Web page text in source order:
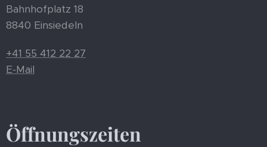
Bahnhofplatz 18
8840 Einsiedeln
+41 55 412 22 27
E-Mail
Öffnungszeiten